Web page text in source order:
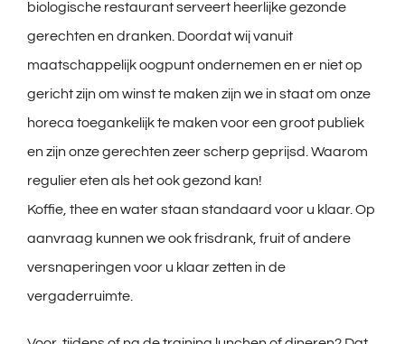
biologische restaurant serveert heerlijke gezonde
gerechten en dranken. Doordat wij vanuit
maatschappelijk oogpunt ondernemen en er niet op
gericht zijn om winst te maken zijn we in staat om onze
horeca toegankelijk te maken voor een groot publiek
en zijn onze gerechten zeer scherp geprijsd. Waarom
regulier eten als het ook gezond kan!
Koffie, thee en water staan standaard voor u klaar. Op
aanvraag kunnen we ook frisdrank, fruit of andere
versnaperingen voor u klaar zetten in de
vergaderruimte.